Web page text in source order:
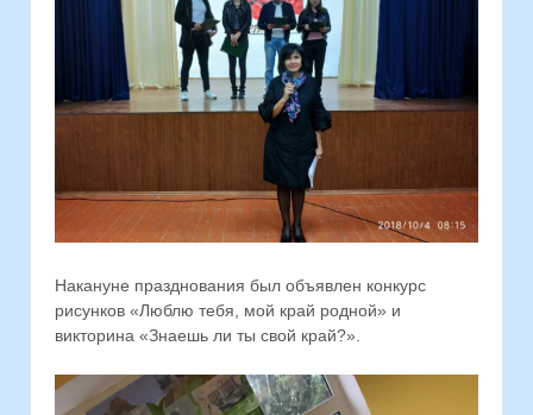
Накануне празднования был объявлен конкурс
рисунков «Люблю тебя, мой край родной» и
викторина «Знаешь ли ты свой край?».